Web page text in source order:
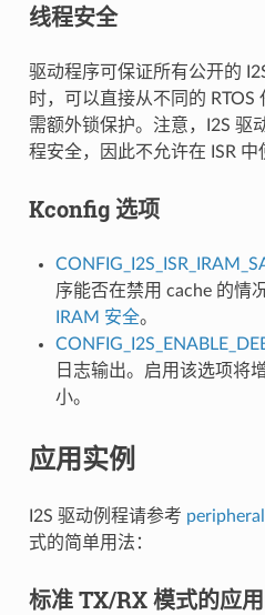
线程安全
驱动程序可保证所有公开的
时，可以直接从不同的 RTOS
需额外锁保护。注意，I2S 驱
程安全，因此不允许在 ISR 中
Kconfig 选项
序能否在禁用 cache 的情
IRAM 安全。
日志输出。启用该选项将
小。
应用实例
I2S 驱动例程请参考
式的简单用法：
标准 TX/RX 模式的应用